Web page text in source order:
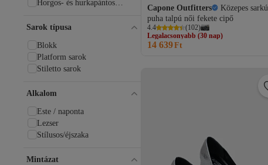
Capone Outfitters
Közepes sarkú,
puha talpú női fekete cipő
4.4 (102)
Legalacsonyabb (30 nap)
Ingyenes szállítás
Legalacsonyabb (30 nap)
14 639Ft
Mamito Ayakkabı
Marjin
meyra'nın ayakkabıları
MODAADAM
Modafırsat
MokaShopin
Nine West
Nirvana
Nstil
PAULMARK
Horgos- és hurkapántos
Sarok típusa
Blokk
Platform sarok
Stiletto sarok
Alkalom
Este / naponta
Lezser
Stílusos/éjszaka
Mintázat